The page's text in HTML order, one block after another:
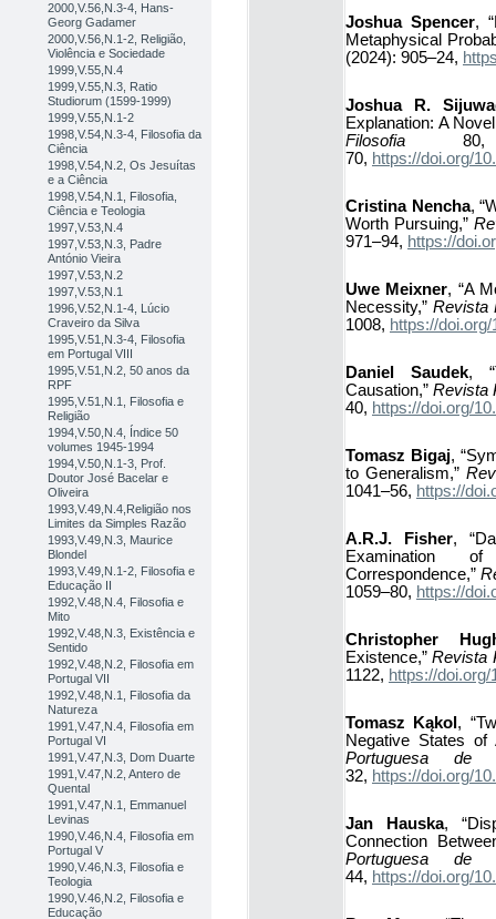
2000,V.56,N.3-4, Hans-
Georg Gadamer
2000,V.56,N.1-2, Religião,
Violência e Sociedade
1999,V.55,N.4
1999,V.55,N.3, Ratio
Studiorum (1599-1999)
1999,V.55,N.1-2
1998,V.54,N.3-4, Filosofia da
Ciência
1998,V.54,N.2, Os Jesuítas
e a Ciência
1998,V.54,N.1, Filosofia,
Ciência e Teologia
1997,V.53,N.4
1997,V.53,N.3, Padre
António Vieira
1997,V.53,N.2
1997,V.53,N.1
1996,V.52,N.1-4, Lúcio
Craveiro da Silva
1995,V.51,N.3-4, Filosofia
em Portugal VIII
1995,V.51,N.2, 50 anos da
RPF
1995,V.51,N.1, Filosofia e
Religião
1994,V.50,N.4, Índice 50
volumes 1945-1994
1994,V.50,N.1-3, Prof.
Doutor José Bacelar e
Oliveira
1993,V.49,N.4,Religião nos
Limites da Simples Razão
1993,V.49,N.3, Maurice
Blondel
1993,V.49,N.1-2, Filosofia e
Educação II
1992,V.48,N.4, Filosofia e
Mito
1992,V.48,N.3, Existência e
Sentido
1992,V.48,N.2, Filosofia em
Portugal VII
1992,V.48,N.1, Filosofia da
Natureza
1991,V.47,N.4, Filosofia em
Portugal VI
1991,V.47,N.3, Dom Duarte
1991,V.47,N.2, Antero de
Quental
1991,V.47,N.1, Emmanuel
Levinas
1990,V.46,N.4, Filosofia em
Portugal V
1990,V.46,N.3, Filosofia e
Teologia
1990,V.46,N.2, Filosofia e
Educação
Joshua Spencer,
Metaphysical
(2024): 905–24,
Joshua R.
Explanation: A
Filosofia 80,
70, https://doi.org/
Cristina Nencha,
Worth Pursuing,”
971–94, https://
Uwe Meixner, “A
Necessity,”Revista
1008, https://
Daniel Saudek,
Causation,”Revista
40, https://doi.org/
Tomasz Bigaj,
to Generalism,”
1041–56, https://
A.R.J. Fisher,
Examination
Correspondence,”
1059–80, https://
Christopher
Existence,”Revista
1122, https://doi.org/
Tomasz Kąkol,
Negative States of
Portuguesa de
32, https://doi.org/
Jan Hauska,
Connection
Portuguesa de
44, https://doi.org/